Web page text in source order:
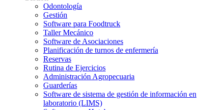
Odontología
Gestión
Software para Foodtruck
Taller Mecánico
Software de Asociaciones
Planificación de turnos de enfermería
Reservas
Rutina de Ejercicios
Administración Agropecuaria
Guarderías
Software de sistema de gestión de información en
laboratorio (LIMS)